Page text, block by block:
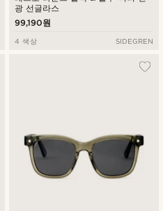
광 선글라스
99,190원
4 색상 SIDEGREN